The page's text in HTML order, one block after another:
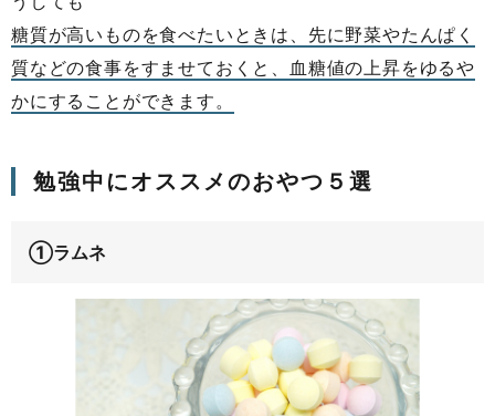
糖質が高いものを食べたいときは、先に野菜やたんぱく
質などの食事をすませておくと、血糖値の上昇をゆるや
かにすることができます。
勉強中にオススメのおやつ５選
①ラムネ